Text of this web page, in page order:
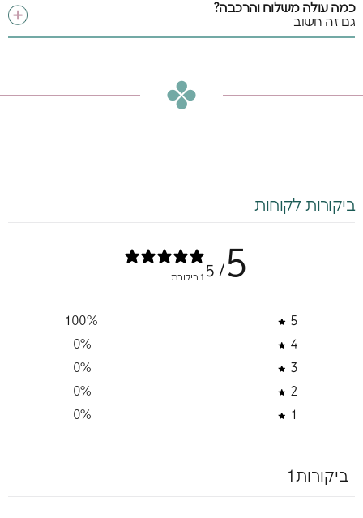
כמה עולה משלוח והרכבה?
גם זה חשוב
ביקורות לקוחות
5
/ 5 1 ביקורת
5
100%
4
0%
3
0%
2
0%
1
0%
ביקורות1